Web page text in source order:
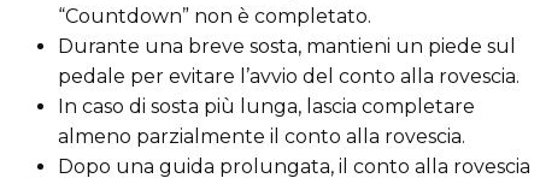
“Countdown” non è completato.
Durante una breve sosta, mantieni un piede sul
pedale per evitare l’avvio del conto alla rovescia.
In caso di sosta più lunga, lascia completare
almeno parzialmente il conto alla rovescia.
Dopo una guida prolungata, il conto alla rovescia